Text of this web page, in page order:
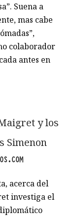
Suena a
mas cabe
colaborador
antes en
y los
Simenon
acerca del
investiga el